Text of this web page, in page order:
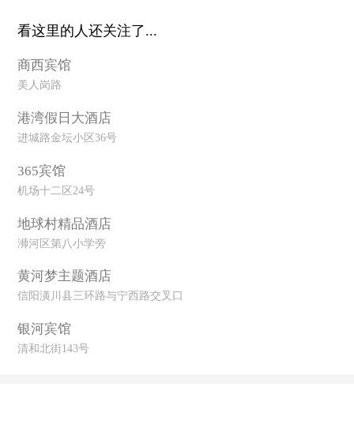
看这里的人还关注了...
商西宾馆
美人岗路
港湾假日大酒店
进城路金坛小区36号
365宾馆
机场十二区24号
地球村精品酒店
浉河区第八小学旁
黄河梦主题酒店
信阳潢川县三环路与宁西路交叉口
银河宾馆
清和北街143号